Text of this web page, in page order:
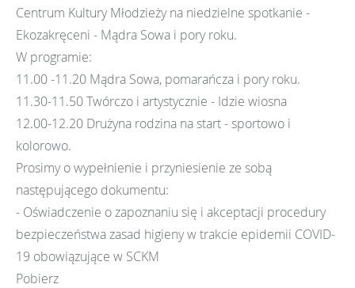
Centrum Kultury Młodzieży na niedzielne spotkanie -
Ekozakręceni - Mądra Sowa i pory roku.
W programie:
11.00 -11.20 Mądra Sowa, pomarańcza i pory roku.
11.30-11.50 Twórczo i artystycznie - Idzie wiosna
12.00-12.20 Drużyna rodzina na start - sportowo i
kolorowo.
Prosimy o wypełnienie i przyniesienie ze sobą
następującego dokumentu:
- Oświadczenie o zapoznaniu się i akceptacji procedury
bezpieczeństwa zasad higieny w trakcie epidemii COVID-
19 obowiązujące w SCKM
Pobierz